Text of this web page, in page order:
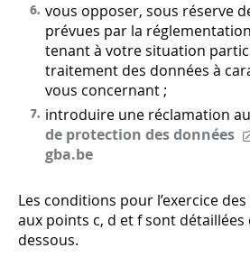
vous opposer, sous réserve
prévues par la
tenant à votre situation
traitement des données à
vous concernant ;
introduire une réclamation
de protection des données
gba.be
Les conditions pour l’exercice
aux points c, d et f sont détaillées
dessous.